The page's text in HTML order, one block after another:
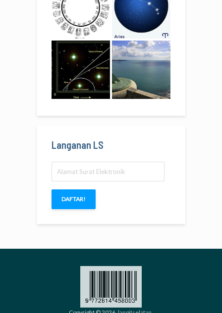
Langanan LS
Surat
Elektronik
DAFTAR!